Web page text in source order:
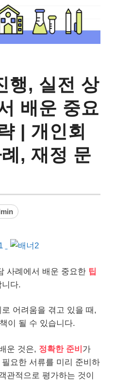
행, 실전 상
배운 중요
| 개인회
, 재정 문
사례에서 배운 중요한 팁
다.
어려움을 겪고 있을 때,
이 될 수 있습니다.
운 것은, 정확한 준비 가
요한 서류를 미리 준비하
관적으로 평가하는 것이